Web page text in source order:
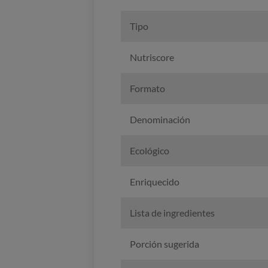
Tipo
Nutriscore
Formato
Denominación
Ecológico
Enriquecido
Lista de ingredientes
Porción sugerida